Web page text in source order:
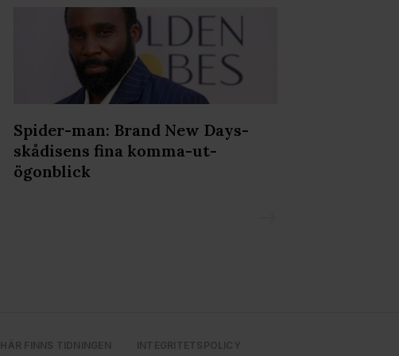
Spider-man: Brand New Days-
skådisens fina komma-ut-
ögonblick
HÄR FINNS TIDNINGEN
INTEGRITETSPOLICY